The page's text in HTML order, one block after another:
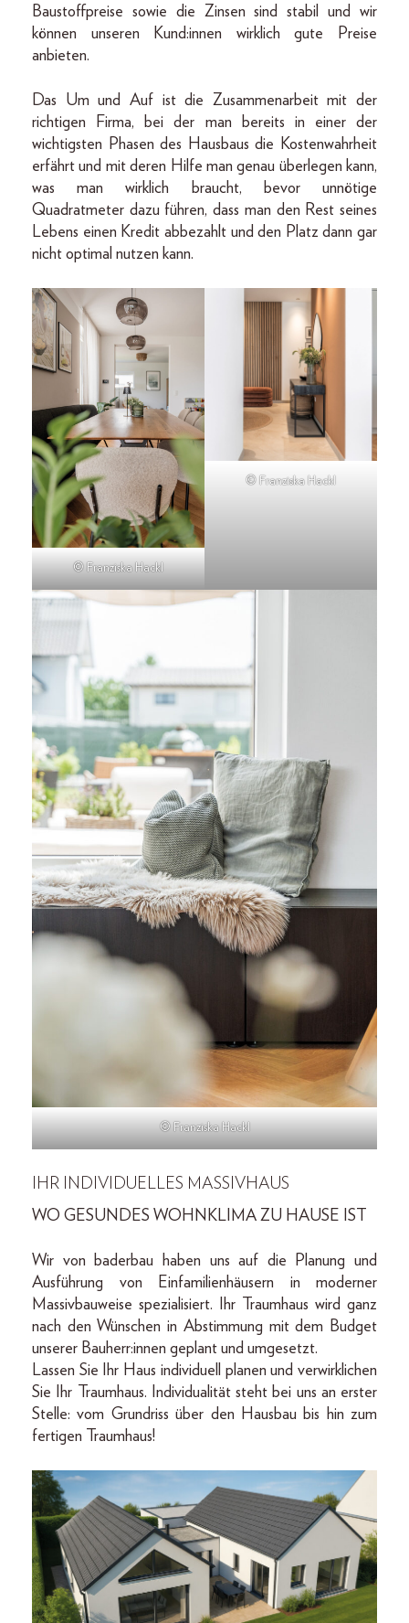
Baustoffpreise sowie die Zinsen sind stabil und wir
können unseren Kund:innen wirklich gute Preise
anbieten.
Das Um und Auf ist die Zusammenarbeit mit der
richtigen Firma, bei der man bereits in einer der
wichtigsten Phasen des Hausbaus die Kostenwahrheit
erfährt und mit deren Hilfe man genau überlegen kann,
was man wirklich braucht, bevor unnötige
Quadratmeter dazu führen, dass man den Rest seines
Lebens einen Kredit abbezahlt und den Platz dann gar
nicht optimal nutzen kann.
© Franziska Hackl
© Franziska Hackl
© Franziska Hackl
IHR INDIVIDUELLES MASSIVHAUS
WO GESUNDES WOHNKLIMA ZU HAUSE IST
Wir von baderbau haben uns auf die Planung und
Ausführung von Einfamilien­häusern in moderner
Massivbauweise spezialisiert. Ihr Traumhaus wird ganz
nach den Wünschen in Abstimmung mit dem Budget
unserer Bauherr:innen geplant und umgesetzt.
Lassen Sie Ihr Haus individuell planen und verwirklichen
Sie Ihr Traumhaus. Individualität steht bei uns an erster
Stelle: vom Grundriss über den Hausbau bis hin zum
fertigen Traumhaus!